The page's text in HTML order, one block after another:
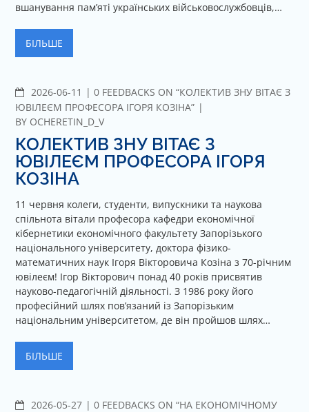
вшанування пам’яті українських військовослужбовців,…
БІЛЬШЕ
2026-06-11
C
O
M
M
E
N
0 FEEDBACKS ON “КОЛЕКТИВ ЗНУ ВІТАЄ З
ЮВІЛЕЄМ ПРОФЕСОРА ІГОРЯ КОЗІНА”
BY OCHERETIN_D_V
КОЛЕКТИВ ЗНУ ВІТАЄ З
ЮВІЛЕЄМ ПРОФЕСОРА ІГОРЯ
КОЗІНА
11 червня колеги, студенти, випускники та наукова
спільнота вітали професора кафедри економічної
кібернетики економічного факультету Запорізького
національного університету, доктора фізико-
математичних наук Ігоря Вікторовича Козіна з 70-річним
ювілеєм! Ігор Вікторович понад 40 років присвятив
науково-педагогічній діяльності. З 1986 року його
професійний шлях пов’язаний із Запорізьким
національним університетом, де він пройшов шлях…
БІЛЬШЕ
2026-05-27
C
0 FEEDBACKS ON “НА ЕКОНОМІЧНОМУ